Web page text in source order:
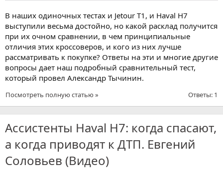
В наших одиночных тестах и Jetour T1, и Haval H7
выступили весьма достойно, но какой расклад получится
при их очном сравнении, в чем принципиальные
отличия этих кроссоверов, и кого из них лучше
рассматривать к покупке? Ответы на эти и многие другие
вопросы дает наш подробный сравнительный тест,
который провел Александр Тычинин.
Ответы: 1
Посмотреть полную статью »
Ассистенты Haval H7: когда спасают,
а когда приводят к ДТП. Евгений
Соловьев (Видео)